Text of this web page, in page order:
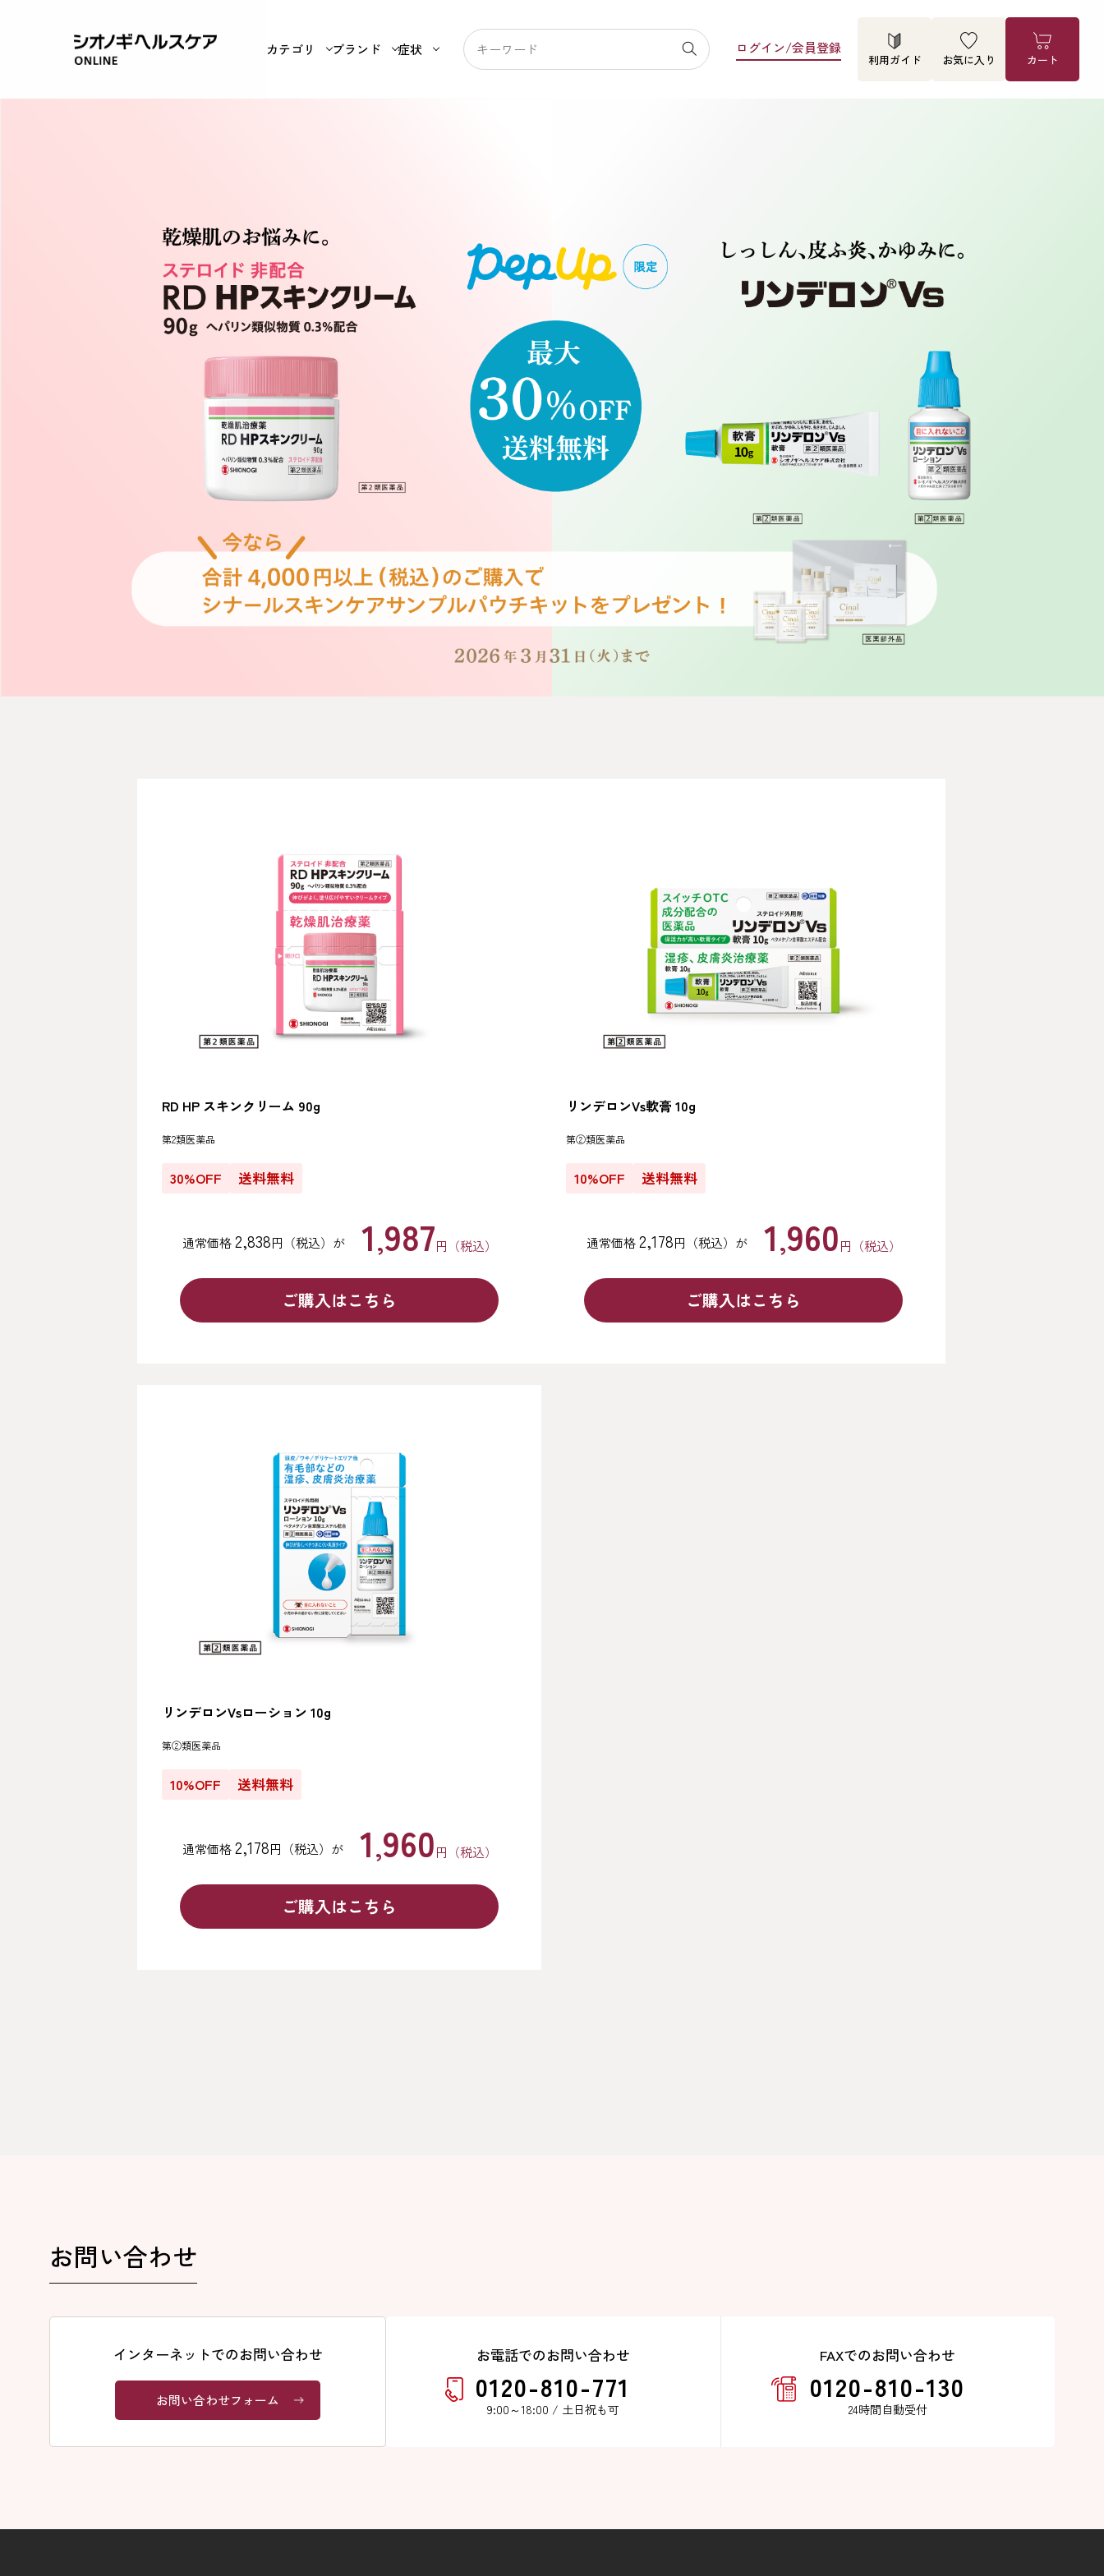
カテゴリ ブランド 症状 ログイン/会員登録
利用ガイド お気に入り カート
RD HP スキンクリーム 90g
第2類医薬品
30%OFF 送料無料
通常価格2,838円（税込）が 1,987円（税込）
ご購入はこちら
リンデロンVs軟膏 10g
第②類医薬品
10%OFF 送料無料
通常価格2,178円（税込）が 1,960円（税込）
ご購入はこちら
リンデロンVsローション 10g
第②類医薬品
10%OFF 送料無料
通常価格2,178円（税込）が 1,960円（税込）
ご購入はこちら
お問い合わせ
インターネットでのお問い合わせ
お問い合わせフォーム
お電話でのお問い合わせ
0120-810-771
9:00～18:00 / 土日祝も可
FAXでのお問い合わせ
0120-810-130
24時間自動受付